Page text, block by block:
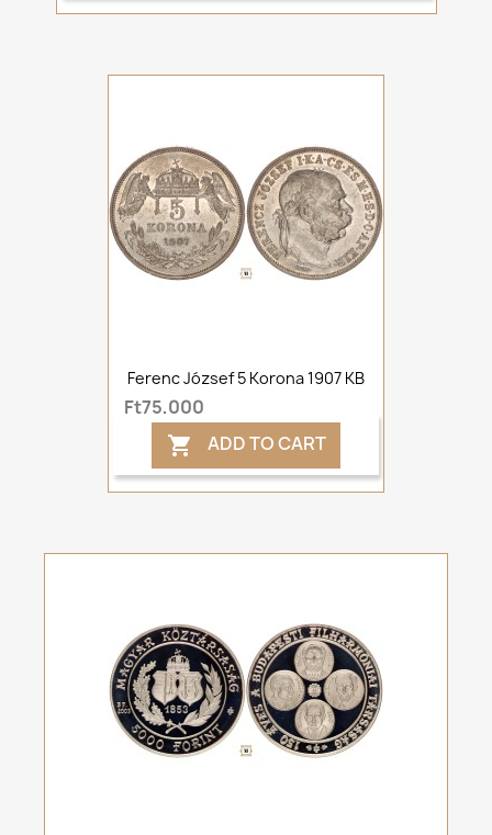
Ferenc József 5 Korona 1907 KB
Ft75,000
 ADD TO CART